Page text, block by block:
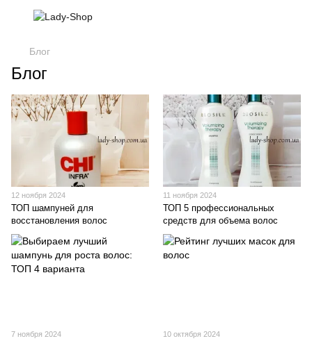
Блог
Блог
12 ноября 2024
ТОП шампуней для
восстановления волос
11 ноября 2024
ТОП 5 профессиональных
средств для объема волос
7 ноября 2024 10 октября 2024